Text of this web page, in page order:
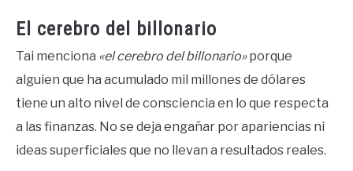
El cerebro del billonario
Tai menciona «el cerebro del billonario»porque
alguien que ha acumulado mil millones de dólares
tiene un alto nivel de consciencia en lo que respecta
a las finanzas. No se deja engañar por apariencias ni
ideas superficiales que no llevan a resultados reales.